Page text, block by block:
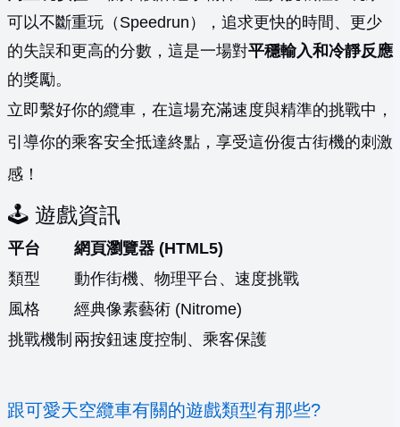
可以不斷重玩（Speedrun），追求更快的時間、更少
的失誤和更高的分數，這是一場對平穩輸入和冷靜反應
的獎勵。
立即繫好你的纜車，在這場充滿速度與精準的挑戰中，
引導你的乘客安全抵達終點，享受這份復古街機的刺激
感！
🕹️ 遊戲資訊
平台
網頁瀏覽器 (HTML5)
類型
動作街機、物理平台、速度挑戰
風格
經典像素藝術 (Nitrome)
挑戰機制 兩按鈕速度控制、乘客保護
跟可愛天空纜車有關的遊戲類型有那些?